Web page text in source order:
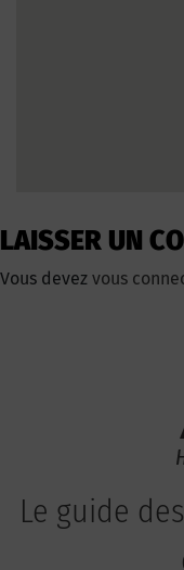
LAISSER UN
Vous devez vous
Le guide